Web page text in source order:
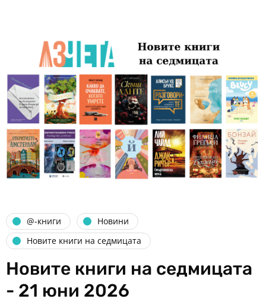
@-книги
Новини
Новите книги на седмицата
Новите книги на седмицата
- 21 юни 2026